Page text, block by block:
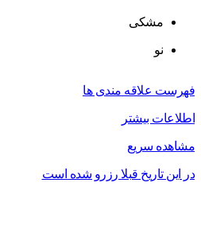
مشکی
نو
فهرست علاقه مندی ها
اطلاعات بیشتر
مشاهده سریع
در این تاریخ قبلا رزرو شده است